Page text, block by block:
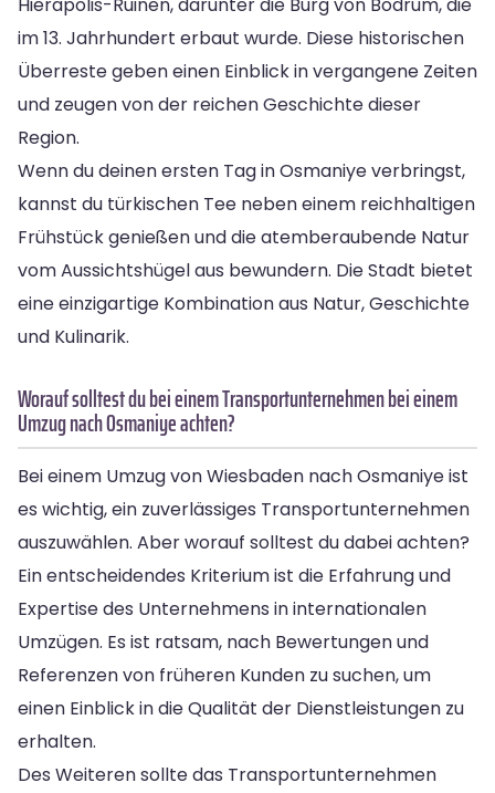
im 13. Jahrhundert erbaut wurde. Diese historischen
Überreste geben einen Einblick in vergangene Zeiten
und zeugen von der reichen Geschichte dieser
Region.
Wenn du deinen ersten Tag in Osmaniye verbringst,
kannst du türkischen Tee neben einem reichhaltigen
Frühstück genießen und die atemberaubende Natur
vom Aussichtshügel aus bewundern. Die Stadt bietet
eine einzigartige Kombination aus Natur, Geschichte
und Kulinarik.
Worauf solltest du bei einem Transportunternehmen bei einem
Umzug nach Osmaniye achten?
Bei einem Umzug von Wiesbaden nach Osmaniye ist
es wichtig, ein zuverlässiges Transportunternehmen
auszuwählen. Aber worauf solltest du dabei achten?
Ein entscheidendes Kriterium ist die Erfahrung und
Expertise des Unternehmens in internationalen
Umzügen. Es ist ratsam, nach Bewertungen und
Referenzen von früheren Kunden zu suchen, um
einen Einblick in die Qualität der Dienstleistungen zu
erhalten.
Des Weiteren sollte das Transportunternehmen